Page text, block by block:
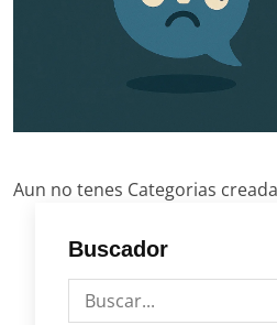
Buscador
Aun no tenes Categorias